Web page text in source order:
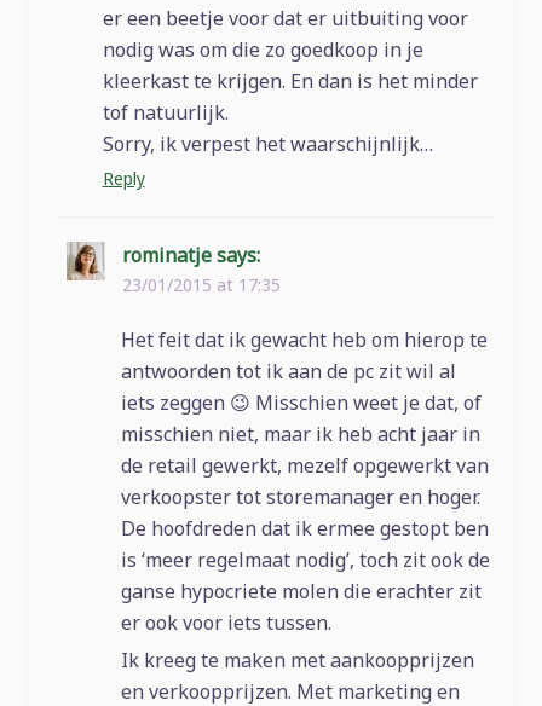
er een beetje voor dat er uitbuiting voor
nodig was om die zo goedkoop in je
kleerkast te krijgen. En dan is het minder
tof natuurlijk.
Sorry, ik verpest het waarschijnlijk…
Reply
rominatje says:
23/01/2015 at 17:35
Het feit dat ik gewacht heb om hierop te
antwoorden tot ik aan de pc zit wil al
iets zeggen 😉 Misschien weet je dat, of
misschien niet, maar ik heb acht jaar in
de retail gewerkt, mezelf opgewerkt van
verkoopster tot storemanager en hoger.
De hoofdreden dat ik ermee gestopt ben
is ‘meer regelmaat nodig’, toch zit ook de
ganse hypocriete molen die erachter zit
er ook voor iets tussen.
Ik kreeg te maken met aankoopprijzen
en verkoopprijzen. Met marketing en